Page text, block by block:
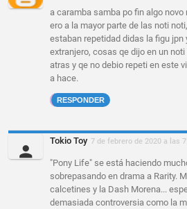
a caramba samba po fin algo
ero a la mayor parte de las noti
estaban repetidad didas la figu jpn
extranjero, cosas qe dijo en un
atras y qe no debio repeti en este
a hace.
RESPONDER
Tokio Toy 7 de febrero de 2020 a las
"Pony Life" se está haciendo
sobrepasando en drama a Rarity.
calcetines y la Dash Morena...
demasiada controversia como la